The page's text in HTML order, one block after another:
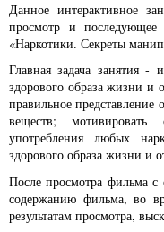
Данное интерактивное
просмотр и последующее
«Наркотики. Секреты
Главная задача занятия -
здорового образа жизни и
правильное представление
веществ;
употребления любых
здорового образа жизни и
После просмотра фильма с
содержанию фильма, во
результатам просмотра,